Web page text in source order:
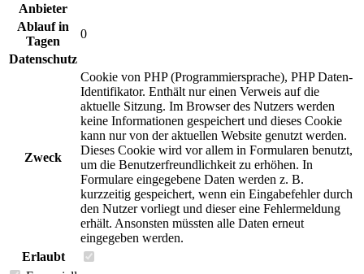
Anbieter
Ablauf in
Tagen
0
Datenschutz
Zweck
Cookie von PHP (Programmiersprache), PHP Daten-
Identifikator. Enthält nur einen Verweis auf die
aktuelle Sitzung. Im Browser des Nutzers werden
keine Informationen gespeichert und dieses Cookie
kann nur von der aktuellen Website genutzt werden.
Dieses Cookie wird vor allem in Formularen benutzt,
um die Benutzerfreundlichkeit zu erhöhen. In
Formulare eingegebene Daten werden z. B.
kurzzeitig gespeichert, wenn ein Eingabefehler durch
den Nutzer vorliegt und dieser eine Fehlermeldung
erhält. Ansonsten müssten alle Daten erneut
eingegeben werden.
Erlaubt